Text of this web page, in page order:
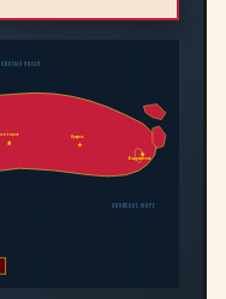
Иркутск
Владивосток
ОКЕАН
ЯПОНСКОЕ МОРЕ